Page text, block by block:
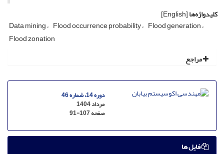
کلیدواژه‌ها[English]
Data mining Flood occurrence probability Flood generation
Flood zonation
مراجع
دوره 14، شماره 46
مرداد 1404
صفحه91-107
فایل ها